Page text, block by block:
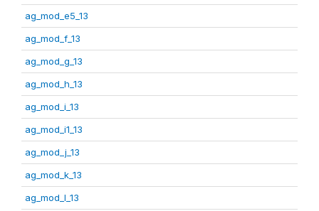
ag_mod_e5_13
ag_mod_f_13
ag_mod_g_13
ag_mod_h_13
ag_mod_i_13
ag_mod_i1_13
ag_mod_j_13
ag_mod_k_13
ag_mod_l_13